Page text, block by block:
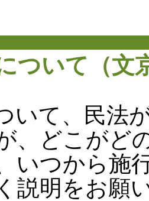
ついて（文
いて、民法
、どこがど
いつから施
説明をお願